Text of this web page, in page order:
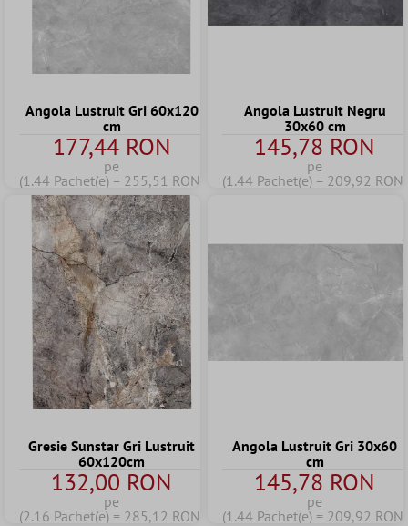
Angola Lustruit Gri 60x120
cm
177,44 RON
pe
(1.44 Pachet(e) = 255,51 RON)
Angola Lustruit Negru
30x60 cm
145,78 RON
pe
(1.44 Pachet(e) = 209,92 RON)
Gresie Sunstar Gri Lustruit
60x120cm
132,00 RON
pe
(2.16 Pachet(e) = 285,12 RON)
Angola Lustruit Gri 30x60
cm
145,78 RON
pe
(1.44 Pachet(e) = 209,92 RON)